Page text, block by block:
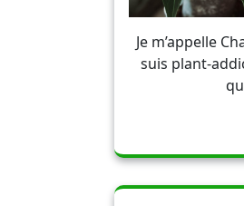
Je m’appelle
suis plant-